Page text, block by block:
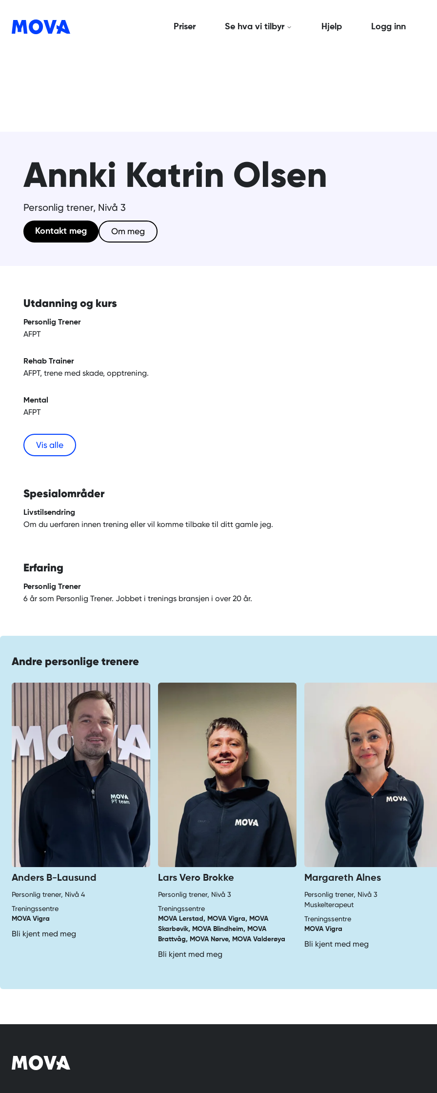
Priser Se hva vi tilbyr Hjelp Logg inn
Annki Katrin Olsen
Personlig trener, Nivå 3
Kontakt meg Om meg
Utdanning og kurs
Personlig Trener
AFPT
Rehab Trainer
AFPT, trene med skade, opptrening.
Mental
AFPT
Vis alle
Spesialområder
Livstilsendring
Om du uerfaren innen trening eller vil komme tilbake til ditt gamle jeg.
Erfaring
Personlig Trener
6 år som Personlig Trener. Jobbet i trenings bransjen i over 20 år.
Andre personlige trenere
Anders B-Lausund
Personlig trener, Nivå 4
Treningssentre
MOVA Vigra
Bli kjent med meg
Lars Vero Brokke
Personlig trener, Nivå 3
Treningssentre
MOVA Lerstad, MOVA Vigra, MOVA
Skarbøvik, MOVA Blindheim, MOVA
Brattvåg, MOVA Nørve, MOVA Valderøya
Bli kjent med meg
Margareth Alnes
Personlig trener, Nivå 3
Muskelterapeut
Treningssentre
MOVA Vigra
Bli kjent med meg